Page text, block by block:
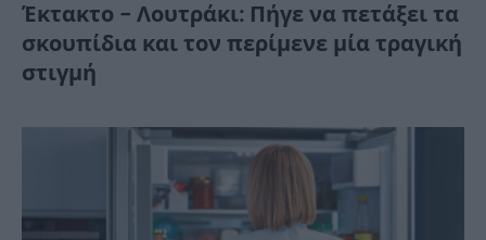
Έκτακτο – Λουτράκι: Πήγε να πετάξει τα
σκουπίδια και τον περίμενε μία τραγική
στιγμή